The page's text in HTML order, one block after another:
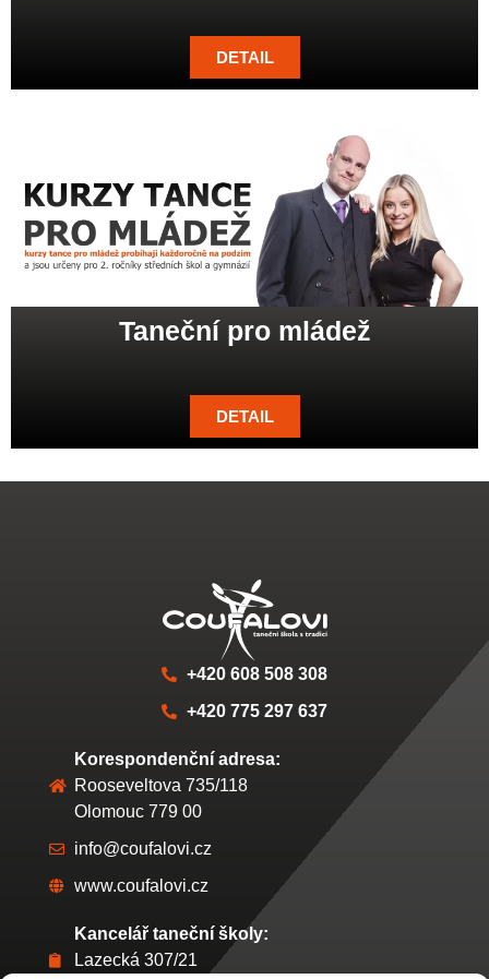
DETAIL
Taneční pro mládež
DETAIL
+420 608 508 308
+420 775 297 637
Korespondenční adresa:
Rooseveltova 735/118
Olomouc 779 00
info@coufalovi.cz
www.coufalovi.cz
Kancelář taneční školy:
Lazecká 307/21